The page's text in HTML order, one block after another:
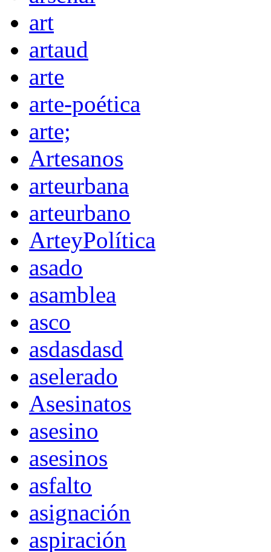
art
artaud
arte
arte-poética
arte;
Artesanos
arteurbana
arteurbano
ArteyPolítica
asado
asamblea
asco
asdasdasd
aselerado
Asesinatos
asesino
asesinos
asfalto
asignación
aspiración